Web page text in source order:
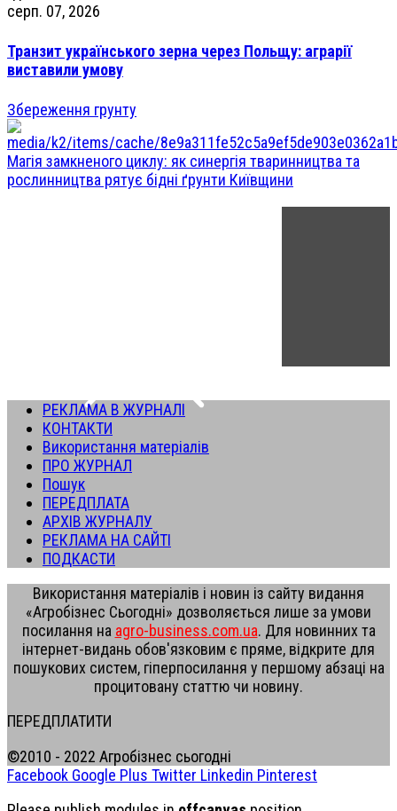
серп. 07, 2026
Транзит українського зерна через Польщу: аграрії
виставили умову
Збереження грунту
Магія замкненого циклу: як синергія тваринництва та
рослинництва рятує бідні ґрунти Київщини
РЕКЛАМА В ЖУРНАЛІ
КОНТАКТИ
Використання матеріалів
ПРО ЖУРНАЛ
Пошук
ПЕРЕДПЛАТА
АРХІВ ЖУРНАЛУ
РЕКЛАМА НА САЙТІ
ПОДКАСТИ
Використання матеріалів і новин із сайту видання
«Агробізнес Сьогодні» дозволяється лише за умови
посилання на agro-business.com.ua. Для новинних та
інтернет-видань обов'язковим є пряме, відкрите для
пошукових систем, гіперпосилання у першому абзаці на
процитовану статтю чи новину.
ПЕРЕДПЛАТИТИ
©2010 - 2022 Агробізнес сьогодні
Facebook Google Plus Twitter Linkedin Pinterest